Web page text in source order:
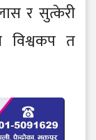
र सुत्केरी
विश्वकप त